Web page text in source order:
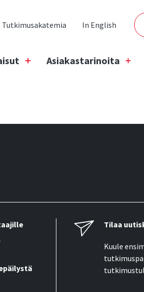
Tutkimusakatemia In English
Asiakastarinoita
Tilaa
Kuule